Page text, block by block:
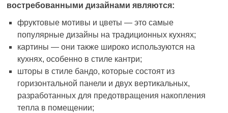
востребованными дизайнами являются:
фруктовые мотивы и цветы — это самые
популярные дизайны на традиционных кухнях;
картины — они также широко используются на
кухнях, особенно в стиле кантри;
шторы в стиле бандо, которые состоят из
горизонтальной панели и двух вертикальных,
разработанных для предотвращения накопления
тепла в помещении;